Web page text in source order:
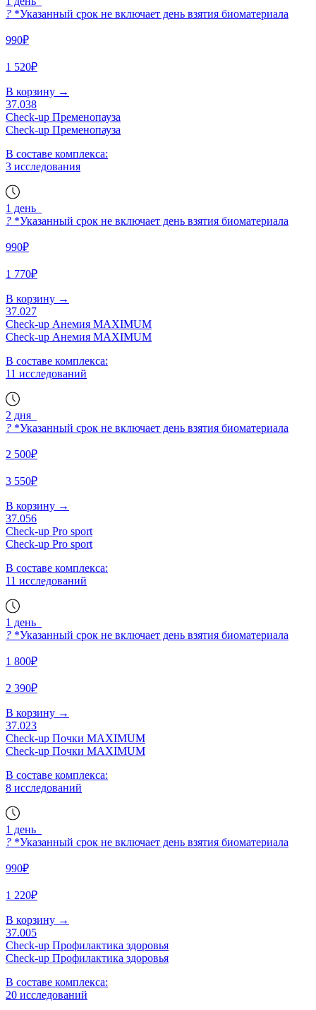
? *Указанный срок не включает день взятия биоматериала
990₽
1 520₽
В корзину →
37.038
Check-up Пременопауза
Check-up Пременопауза
В составе комплекса:
3 исследования
1 день
? *Указанный срок не включает день взятия биоматериала
990₽
1 770₽
В корзину →
37.027
Check-up Анемия MAXIMUM
Check-up Анемия MAXIMUM
В составе комплекса:
11 исследований
2 дня
? *Указанный срок не включает день взятия биоматериала
2 500₽
3 550₽
В корзину →
37.056
Check-up Pro sport
Check-up Pro sport
В составе комплекса:
11 исследований
1 день
? *Указанный срок не включает день взятия биоматериала
1 800₽
2 390₽
В корзину →
37.023
Check-up Почки MAXIMUM
Check-up Почки MAXIMUM
В составе комплекса:
8 исследований
1 день
? *Указанный срок не включает день взятия биоматериала
990₽
1 220₽
В корзину →
37.005
Check-up Профилактика здоровья
Check-up Профилактика здоровья
В составе комплекса:
20 исследований